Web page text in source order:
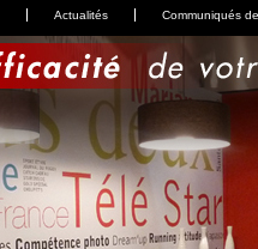
Actualités Communiqués